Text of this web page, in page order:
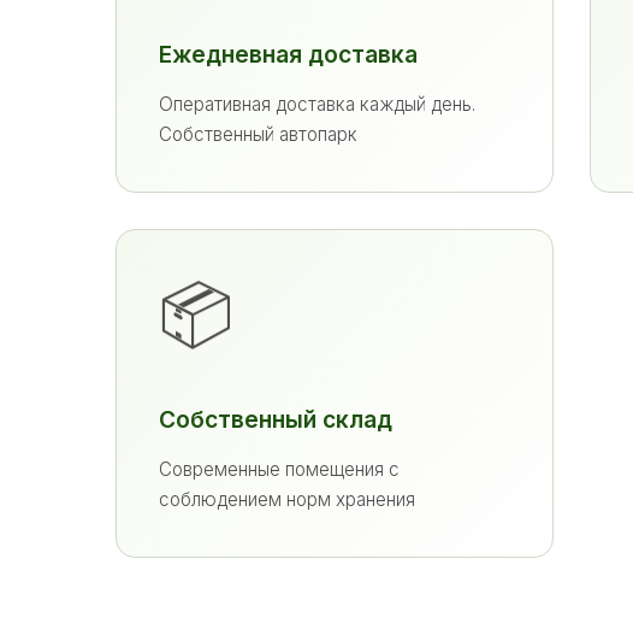
Ежедневная доставка
Оперативная доставка каждый день.
Собственный автопарк
📦
Собственный склад
Современные помещения с
соблюдением норм хранения